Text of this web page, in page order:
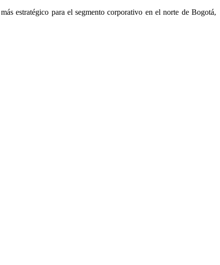
estratégico para el segmento corporativo en el norte de Bogotá,